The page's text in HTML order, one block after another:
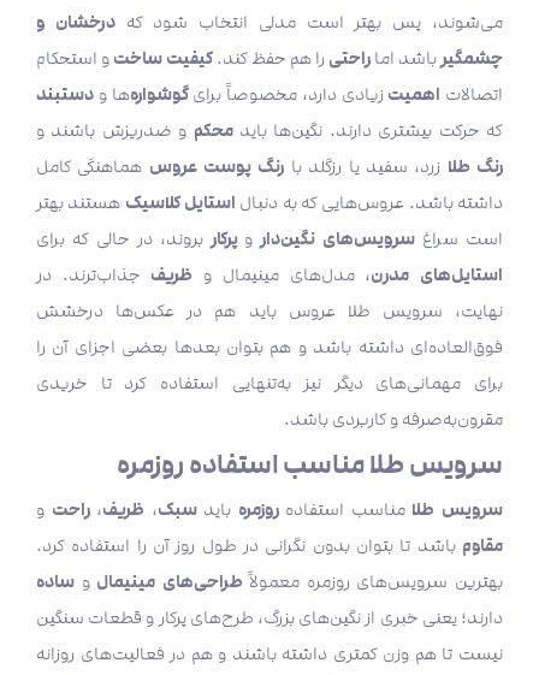
می‌شوند، پس بهتر است مدلی انتخاب شود کهدرخشان و
چشمگیر باشد اما راحتی را هم حفظ کند. کیفیت ساخت و استحکام
اتصالات اهمیت زیادی دارد، مخصوصاً برایگوشواره‌ها و دستبند
که حرکت بیشتری دارند. نگین‌ها بایدمحکم و ضدریزش باشند و
رنگ طلا زرد، سفید یا رزگلد با رنگ پوست عروس هماهنگی کامل
داشته باشد. عروس‌هایی که به دنبال استایل کلاسیک هستند بهتر
است سراغ سرویس‌های نگین‌دار و پرکار بروند، در حالی که برای
استایل‌های مدرن، مدل‌های مینیمال و ظریف جذاب‌ترند. در
نهایت، سرویس طلا عروس باید هم در عکس‌ها درخشش
فوق‌العاده‌ای داشته باشد و هم بتوان بعدها بعضی اجزای آن را
برای مهمانی‌های دیگر نیز به‌تنهایی استفاده کرد تا خریدی
مقرون‌به‌صرفه و کاربردی باشد.
سرویس طلا مناسب استفاده روزمره
سرویس طلا مناسب استفادهروزمره بایدسبک، ظریف،راحت و
مقاوم باشد تا بتوان بدون نگرانی در طول روز آن را استفاده کرد.
بهترین سرویس‌های روزمره معمولاً طراحی‌های مینیمال و ساده
دارند؛ یعنی خبری از نگین‌های بزرگ، طرح‌های پرکار و قطعات سنگین
نیست تا هم وزن کمتری داشته باشند و هم در فعالیت‌های روزانه